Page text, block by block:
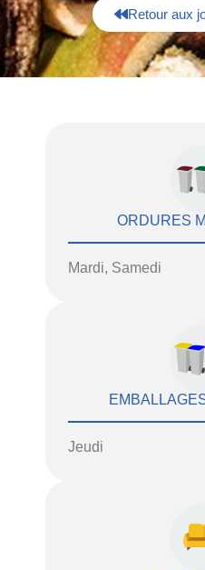
Retour aux
ORDURES
Mardi, Samedi
Jeudi